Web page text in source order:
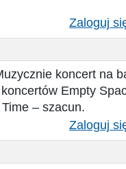
Zaloguj
koncert na
Empty
– szacun.
Zaloguj